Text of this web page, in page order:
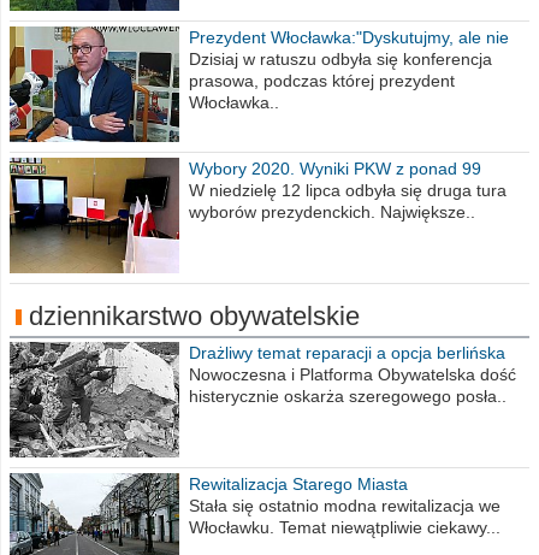
Prezydent Włocławka:"Dyskutujmy, ale nie
obrażajmy się”
Dzisiaj w ratuszu odbyła się konferencja
prasowa, podczas której prezydent
Włocławka..
Wybory 2020. Wyniki PKW z ponad 99
procent obwodów
W niedzielę 12 lipca odbyła się druga tura
wyborów prezydenckich. Największe..
dziennikarstwo obywatelskie
Drażliwy temat reparacji a opcja berlińska
Nowoczesna i Platforma Obywatelska dość
histerycznie oskarża szeregowego posła..
Rewitalizacja Starego Miasta
Stała się ostatnio modna rewitalizacja we
Włocławku. Temat niewątpliwie ciekawy...